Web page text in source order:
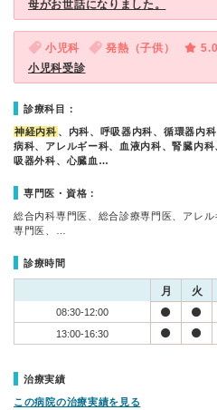
母がお世話になりました。
小児科 発熱（子供）
5.0
小児科受診
診療科目：
神経内科 、内科、呼吸器内科、循環器内
病科、アレルギー科、血液内科、腎臓内
吸器外科、心臓血…
専門医・資格：
総合内科専門医、総合診療専門医、アレ
専門医、…
診療時間
月 火
08:30-12:00
13:00-16:30
治療実績
この病院の治療実績を見る